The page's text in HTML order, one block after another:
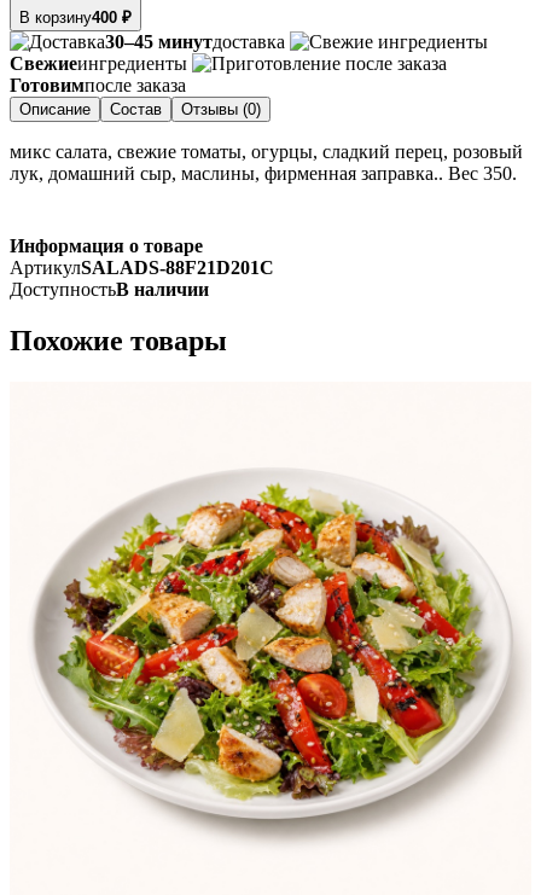
В корзину400 ₽
30–45 минутдоставка
Свежиеингредиенты
Готовимпосле заказа
Описание Состав Отзывы (0)
микс салата, свежие томаты, огурцы, сладкий перец, розовый
лук, домашний сыр, маслины, фирменная заправка.. Вес 350.
Информация о товаре
АртикулSALADS-88F21D201C
ДоступностьВ наличии
Похожие товары